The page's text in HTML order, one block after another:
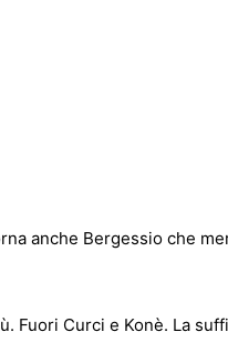
anche Bergessio che
Fuori Curci e Konè. La